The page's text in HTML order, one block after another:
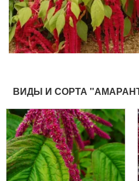
ВИДЫ И СОРТА